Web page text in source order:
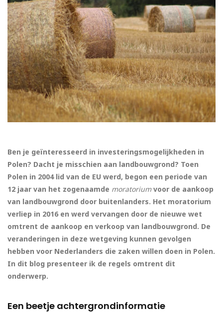
Ben je geïnteresseerd in investeringsmogelijkheden in
Polen? Dacht je misschien aan landbouwgrond? Toen
Polen in 2004 lid van de EU werd, begon een periode van
12 jaar van het zogenaamde moratoriumvoor de aankoop
van landbouwgrond door buitenlanders. Het moratorium
verliep in 2016 en werd vervangen door de nieuwe wet
omtrent de aankoop en verkoop van landbouwgrond. De
veranderingen in deze wetgeving kunnen gevolgen
hebben voor Nederlanders die zaken willen doen in Polen.
In dit blog presenteer ik de regels omtrent dit
onderwerp.
Een beetje achtergrondinformatie